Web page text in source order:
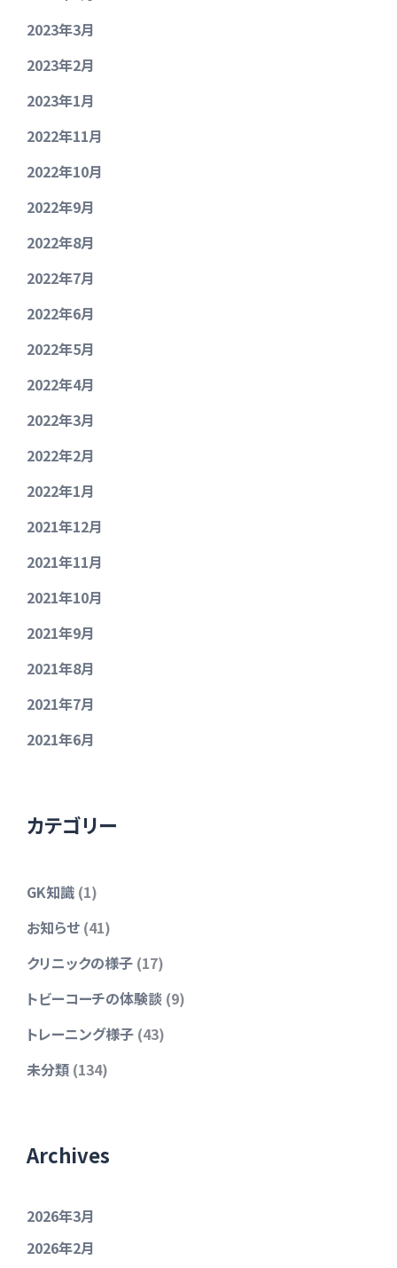
2023年3月
2023年2月
2023年1月
2022年11月
2022年10月
2022年9月
2022年8月
2022年7月
2022年6月
2022年5月
2022年4月
2022年3月
2022年2月
2022年1月
2021年12月
2021年11月
2021年10月
2021年9月
2021年8月
2021年7月
2021年6月
カテゴリー
GK知識 (1)
お知らせ (41)
クリニックの様子 (17)
トビーコーチの体験談 (9)
トレーニング様子 (43)
未分類 (134)
Archives
2026年3月
2026年2月